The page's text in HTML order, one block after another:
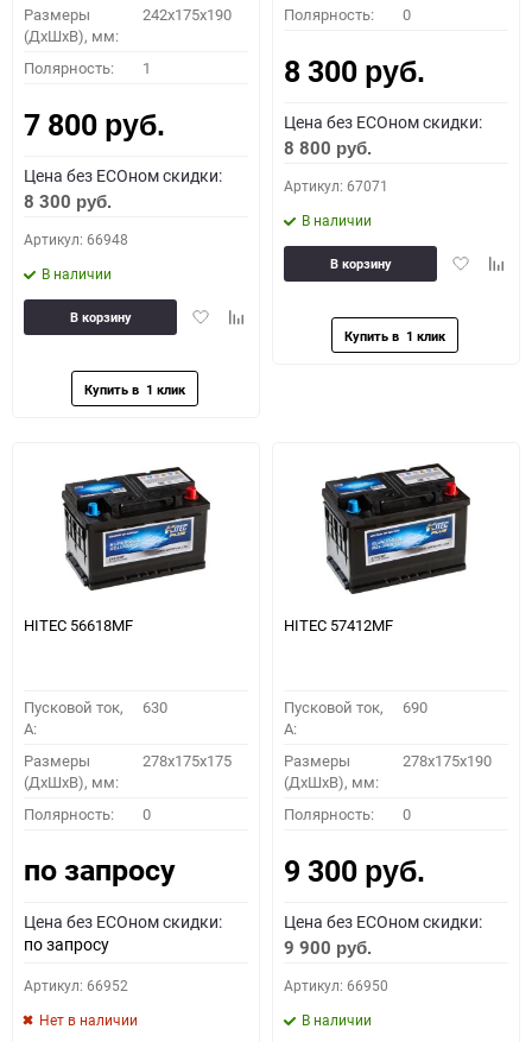
Размеры
(ДхШхВ), мм:
242x175x190
Полярность: 1
7 800 руб.
Цена без ECOном скидки:
8 300 руб.
Артикул: 66948
В наличии
ДобавитьДобавить
В корзину
Полярность: 0
8 300 руб.
Цена без ECOном скидки:
8 800 руб.
Артикул: 67071
В наличии
Добавить
В корзину
HITEC 56618MF
Пусковой ток,
A:
630
Размеры
(ДхШхВ), мм:
278x175x175
Полярность: 0
по запросу
Цена без ECOном скидки:
по запросу
Артикул: 66952
Нет в наличии
HITEC 57412MF
Пусковой ток,
A:
690
Размеры
(ДхШхВ), мм:
278x175x190
Полярность: 0
9 300 руб.
Цена без ECOном скидки:
9 900 руб.
Артикул: 66950
В наличии